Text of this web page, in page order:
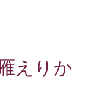
えりか